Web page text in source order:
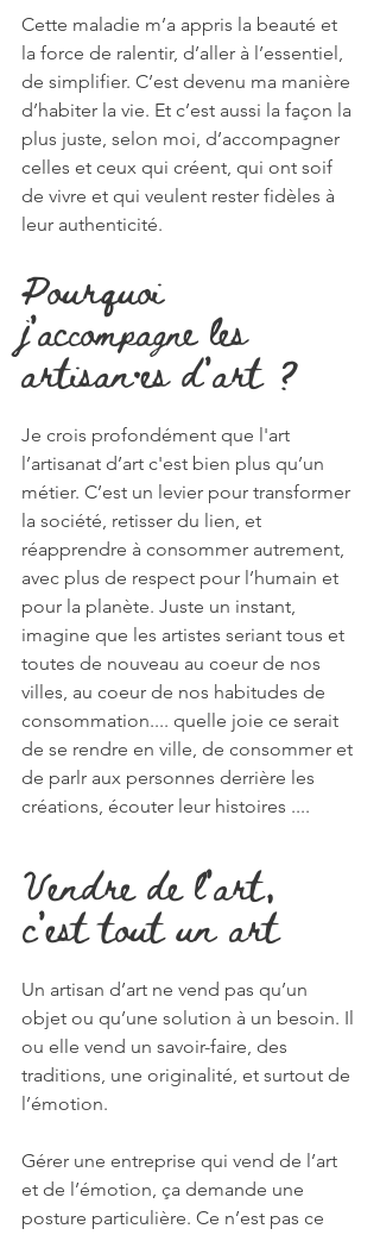
Cette maladie m’a appris la beauté et
la force de ralentir, d’aller à l’essentiel,
de simplifier. C’est devenu ma manière
d’habiter la vie. Et c’est aussi la façon la
plus juste, selon moi, d’accompagner
celles et ceux qui créent, qui ont soif
de vivre et qui veulent rester fidèles à
leur authenticité.
Pourquoi
j’accompagne les
artisan·es d’art ?
Je crois profondément que l'art
l’artisanat d’art c'est bien plus qu’un
métier. C’est un levier pour transformer
la société, retisser du lien, et
réapprendre à consommer autrement,
avec plus de respect pour l’humain et
pour la planète. Juste un instant,
imagine que les artistes seriant tous et
toutes de nouveau au coeur de nos
villes, au coeur de nos habitudes de
consommation.... quelle joie ce serait
de se rendre en ville, de consommer et
de parlr aux personnes derrière les
créations, écouter leur histoires ....
Vendre de l’art,
c’est tout un art
Un artisan d’art ne vend pas qu’un
objet ou qu’une solution à un besoin. Il
ou elle vend un savoir-faire, des
traditions, une originalité, et surtout de
l’émotion.
Gérer une entreprise qui vend de l’art
et de l’émotion, ça demande une
posture particulière. Ce n’est pas ce